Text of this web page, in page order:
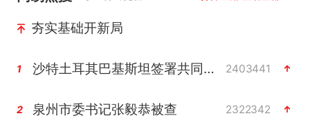
夯实基础开新局
1 沙特土耳其巴基斯坦签署共同防务协议 2403441
2 泉州市委书记张毅恭被查 2322342